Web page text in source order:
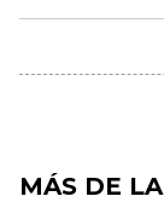
MÁS DE